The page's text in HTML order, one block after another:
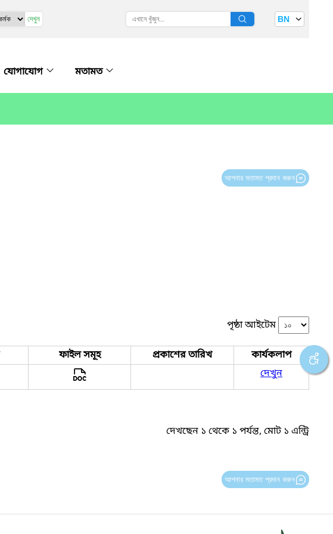
দেখুন BN
যোগাযোগ মতামত
আপনার মতামত প্রদান করুন
পৃষ্ঠা আইটেম
ফাইল সমূহ প্রকাশের তারিখ
কার্যকলাপ
দেখুন
দেখছেন ১ থেকে ১ পর্যন্ত, মোট ১ এন্ট্রি
আপনার মতামত প্রদান করুন